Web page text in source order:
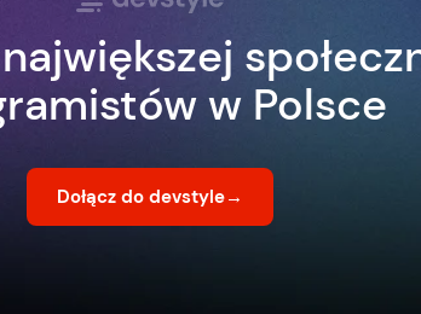
w Polsce
Dołącz do devstyle→